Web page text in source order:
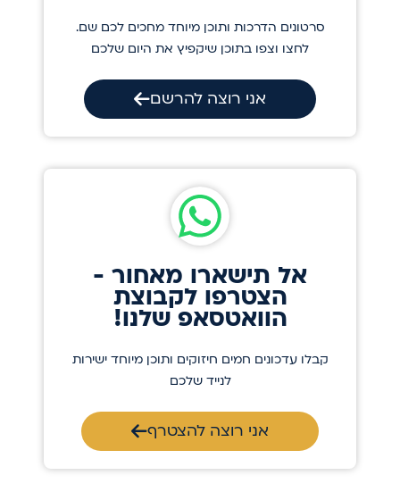
סרטונים הדרכות ותוכן מיוחד מחכים לכם שם.
לחצו וצפו בתוכן שיקפיץ את היום שלכם
אני רוצה להרשם
אל תישארו מאחור -
הצטרפו לקבוצת
הוואטסאפ שלנו!
קבלו עדכונים חמים חיזוקים ותוכן מיוחד ישירות
לנייד שלכם
אני רוצה להצטרף